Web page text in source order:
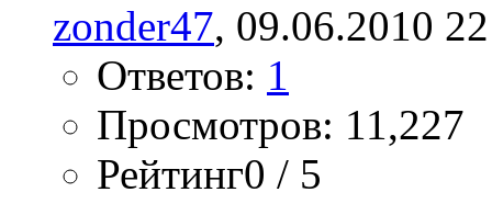
zonder47, 09.06.2010
Ответов: 1
Просмотров: 11,227
Рейтинг0 / 5